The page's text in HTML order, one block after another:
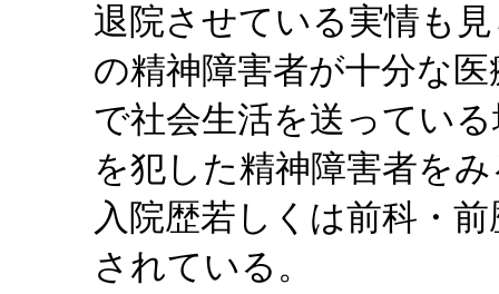
退院させている実情も
の精神障害者が十分な
で社会生活を送ってい
を犯した精神障害者を
入院歴若しくは前科・
されている。